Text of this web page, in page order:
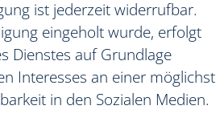
ist jederzeit widerrufbar.
eingeholt wurde, erfolgt
Dienstes auf Grundlage
Interesses an einer möglichst
in den Sozialen Medien.